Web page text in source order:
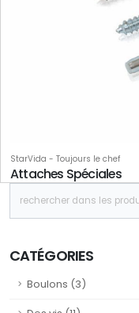
CATÉGORIES
Boulons (3)
StarVida - Toujours le chef
Attaches Spéciales